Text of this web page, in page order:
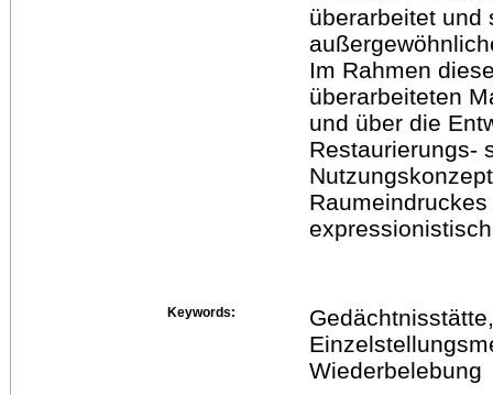
überarbeitet und
Im Rahmen
überarbeiteten
und über die
Restaurierungs-
Keywords:
Wiederbelebung